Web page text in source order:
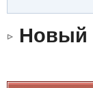
Новый